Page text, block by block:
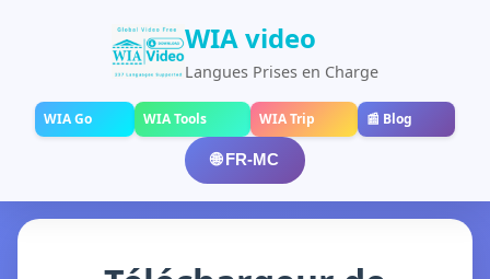
WIA video
Langues Prises en Charge
WIA Go WIA Tools WIA Trip 📰 Blog
🌐 FR-MC